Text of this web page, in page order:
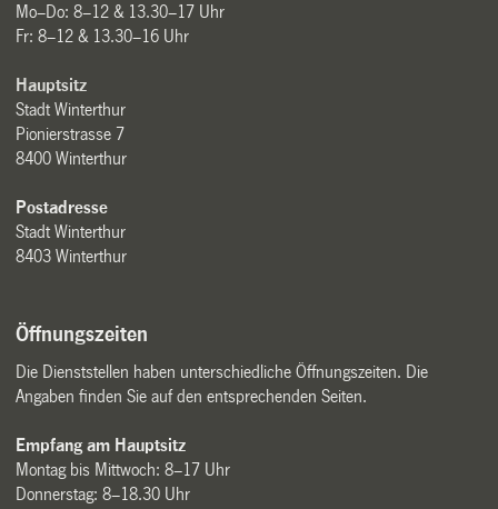
Mo–Do: 8–12 & 13.30–17 Uhr
Fr: 8–12 & 13.30–16 Uhr
Hauptsitz
Stadt Winterthur
Pionierstrasse 7
8400 Winterthur
Postadresse
Stadt Winterthur
8403 Winterthur
Öffnungszeiten
Die Dienststellen haben unterschiedliche Öffnungszeiten. Die
Angaben finden Sie auf den entsprechenden Seiten.
Empfang am Hauptsitz
Montag bis Mittwoch: 8–17 Uhr
Donnerstag: 8–18.30 Uhr